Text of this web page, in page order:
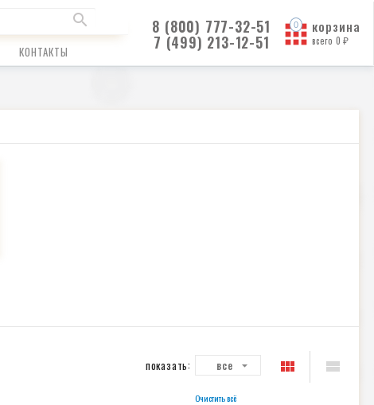
КОНТАКТЫ
8 (800) 777-32-51
7 (499) 213-12-51
корзина
всего 0₽
показать:
все
Очистить всё